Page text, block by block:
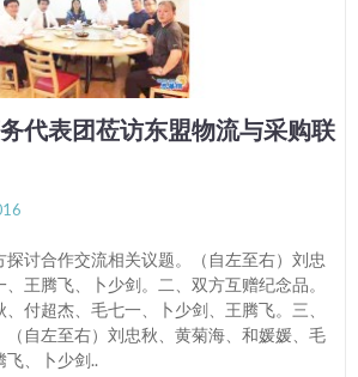
代表团莅访东盟物流与采购联
探讨合作交流相关议题。（自左至右）刘忠
王腾飞、卜少剑。二、双方互赠纪念品。
、付超杰、毛七一、卜少剑、王腾飞。三、
（自左至右）刘忠秋、黄菊海、和媛媛、毛
、卜少剑..